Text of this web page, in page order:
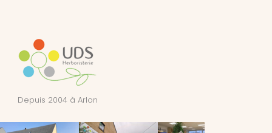
Depuis 2004 à Arlon